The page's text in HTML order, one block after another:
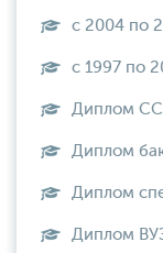
с 2004 по
с 1997 по
Диплом
Диплом
Диплом
Диплом